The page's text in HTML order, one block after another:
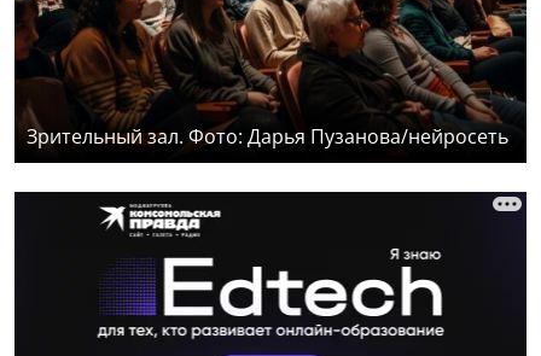
Зрительный зал. Фото: Дарья Пузанова/нейросеть